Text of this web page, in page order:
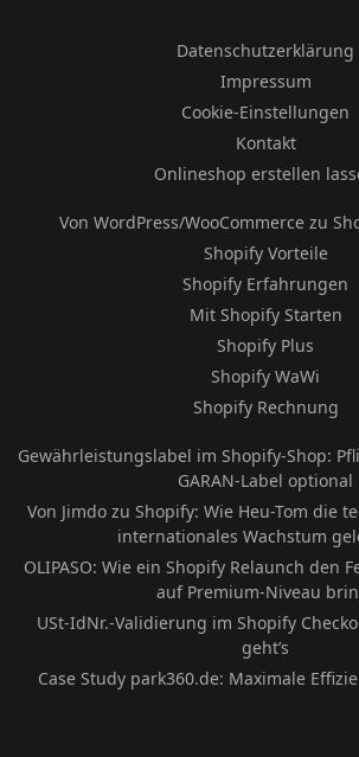
Datenschutzerklärung
Impressum
Cookie-Einstellungen
Kontakt
Onlineshop erstellen
Von WordPress/WooCommerce zu
Shopify Vorteile
Shopify Erfahrungen
Mit Shopify Starten
Shopify Plus
Shopify WaWi
Shopify Rechnung
Gewährleistungslabel im Shopify-Shop:
GARAN-Label optional
Von Jimdo zu Shopify: Wie Heu-Tom die
internationales Wachstum
OLIPASO: Wie ein Shopify Relaunch den
auf Premium-Niveau
USt-IdNr.-Validierung im Shopify
geht’s
Case Study park360.de: Maximale